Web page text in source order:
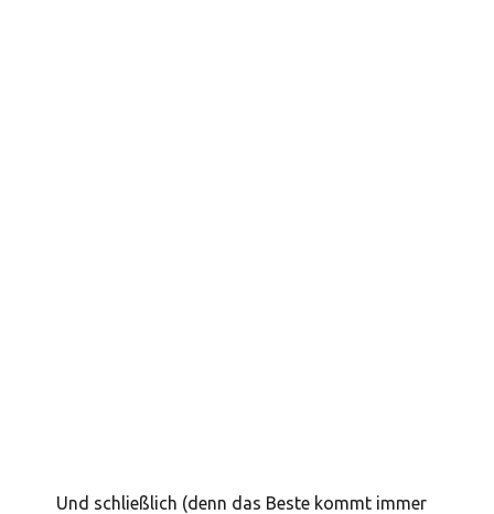
Und schließlich (denn das Beste kommt immer